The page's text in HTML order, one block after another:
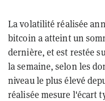
La volatilité réalisée
bitcoin a atteint un
dernière, et est restée
la semaine, selon les
niveau le plus élevé
réalisée mesure l'écart